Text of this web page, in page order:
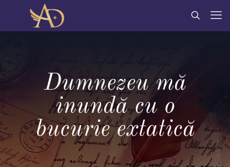
Dumnezeu mă
inundă cu o
bucurie extatică